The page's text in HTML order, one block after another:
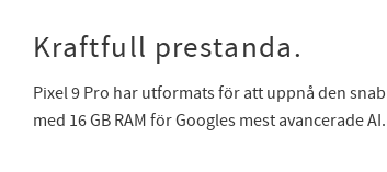
Kraftfull prestanda.
Pixel 9 Pro har utformats för att uppnå den
med 16 GB RAM för Googles mest avancerade AI.